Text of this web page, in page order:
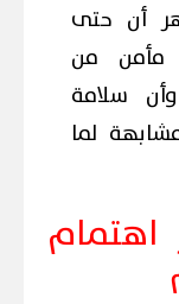
أن حتى
مأمن من
وأن سلامة
لما
اهتمام